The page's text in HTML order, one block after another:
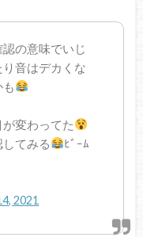
の意味でいじ
音はデカくな
変わってた
てみる
ﾋﾞｰﾑ
2021